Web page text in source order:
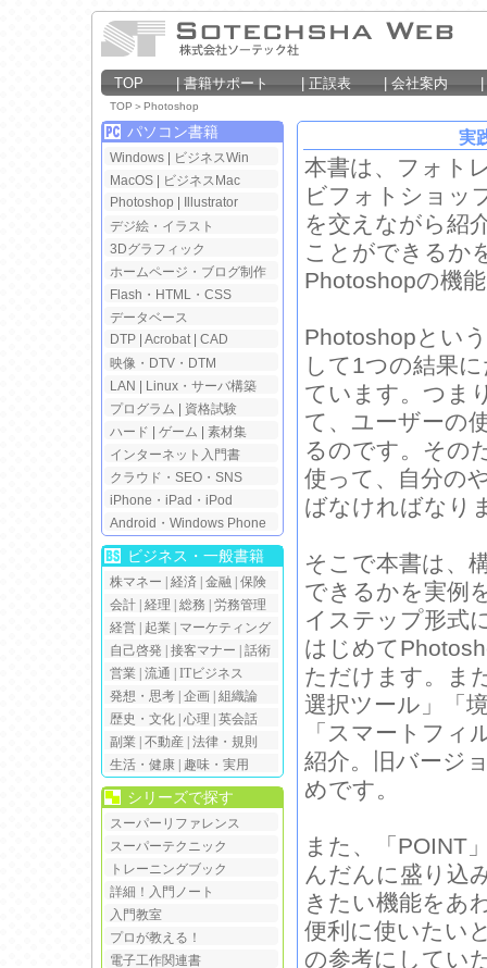
TOP 書籍サポート 正誤表 会社案内
TOP ＞Photoshop
パソコン書籍
Windows
ビジネスWin
MacOS
ビジネスMac
Photoshop
Illustrator
デジ絵・イラスト
3Dグラフィック
ホームページ・ブログ制作
Flash・HTML・CSS
データベース
DTP Acrobat| CAD
映像・DTV・DTM
LAN
Linux・サーバ構築
プログラム
資格試験
ハード
ゲーム
素材集
インターネット入門書
クラウド・SEO・SNS
iPhone・iPad・iPod
Android・Windows Phone
ビジネス・一般書籍
株マネー 経済 金融
保険
会計 経理 総務
労務管理
経営
起業
マーケティング
自己啓発
接客マナー
話術
営業 流通
ITビジネス
発想・思考 企画 組織論
歴史・文化 心理
英会話
副業 不動産 法律・規則
生活・健康
趣味・実用
シリーズで探す
スーパーリファレンス
スーパーテクニック
トレーニングブック
詳細！入門ノート
入門教室
プロが教える！
電子工作関連書
実
本書は、フォト
ビフォトショッ
を交えながら紹
ことができるか
Photoshopの機
Photoshopとい
して1つの結果
ています。つま
て、ユーザーの
るのです。その
使って、自分の
ばなければなり
そこで本書は、
できるかを実例
イステップ形式
はじめて
ただけます。ま
選択ツール」「
「スマートフィ
紹介。旧バージ
めです。
また、「POINT
んだんに盛り込
きたい機能をあ
便利に使いたい
の参考にしてい